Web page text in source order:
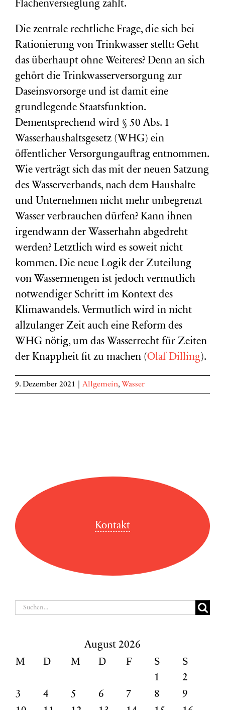
Flächenversieglung zählt.
Die zentrale rechtliche Frage, die sich bei
Rationierung von Trinkwasser stellt: Geht
das überhaupt ohne Weiteres? Denn an sich
gehört die Trinkwasserversorgung zur
Daseinsvorsorge und ist damit eine
grundlegende Staatsfunktion.
Dementsprechend wird § 50 Abs. 1
Wasserhaushaltsgesetz (WHG) ein
öffentlicher Versorgungauftrag entnommen.
Wie verträgt sich das mit der neuen Satzung
des Wasserverbands, nach dem Haushalte
und Unternehmen nicht mehr unbegrenzt
Wasser verbrauchen dürfen? Kann ihnen
irgendwann der Wasserhahn abgedreht
werden? Letztlich wird es soweit nicht
kommen. Die neue Logik der Zuteilung
von Wassermengen ist jedoch vermutlich
notwendiger Schritt im Kontext des
Klimawandels. Vermutlich wird in nicht
allzulanger Zeit auch eine Reform des
WHG nötig, um das Wasserrecht für Zeiten
der Knappheit fit zu machen (Olaf Dilling).
9. Dezember 2021 Allgemein, Wasser
Kontakt
Suche
August 2026
M D M D F S S
1
2
3
4 5 6 7 8
9